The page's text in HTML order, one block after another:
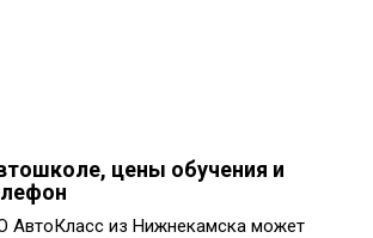
цены обучения и
АвтоКласс из Нижнекамска может